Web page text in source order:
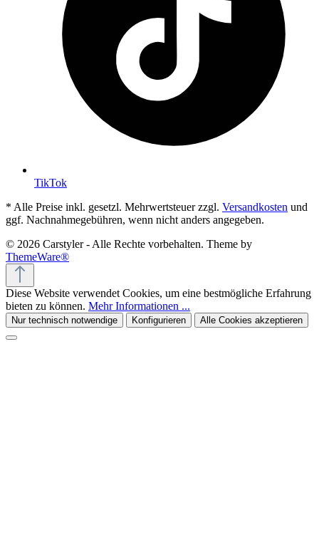
TikTok
* Alle Preise inkl. gesetzl. Mehrwertsteuer zzgl. Versandkosten und
ggf. Nachnahmegebühren, wenn nicht anders angegeben.
© 2026 Carstyler - Alle Rechte vorbehalten. Theme by
ThemeWare®
Diese Website verwendet Cookies, um eine bestmögliche Erfahrung
bieten zu können. Mehr Informationen ...
Nur technisch notwendige Konfigurieren Alle Cookies akzeptieren